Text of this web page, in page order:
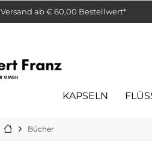
ab € 60,00 Bestellwert*
KAPSELN
Bücher